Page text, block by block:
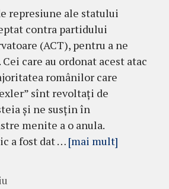
represiune ale statului
contra partidului
(ACT), pentru a ne
care au ordonat acest atac
românilor care
sînt revoltați de
și ne susțin în
menite a o anula.
a fost dat … [mai mult]